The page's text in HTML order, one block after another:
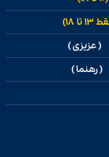
( عزیزی )
( رهنما )